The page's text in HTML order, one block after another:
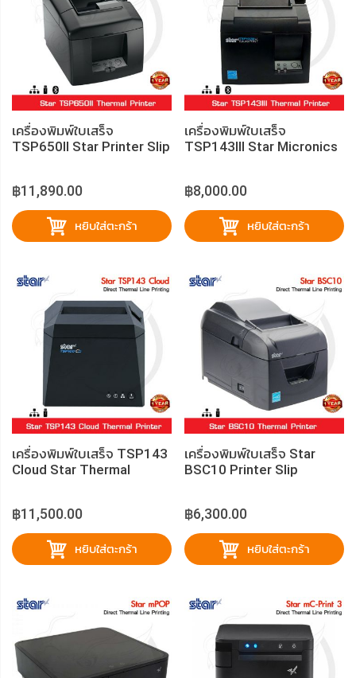
เครื่องพิมพ์ใบเสร็จ
TSP650II Star Printer Slip
฿11,890.00
หยิบใส่ตะกร้า
เครื่องพิมพ์ใบเสร็จ
TSP143III Star Micronics
฿8,000.00
หยิบใส่ตะกร้า
เครื่องพิมพ์ใบเสร็จ TSP143
Cloud Star Thermal
฿11,500.00
หยิบใส่ตะกร้า
เครื่องพิมพ์ใบเสร็จ Star
BSC10 Printer Slip
฿6,300.00
หยิบใส่ตะกร้า